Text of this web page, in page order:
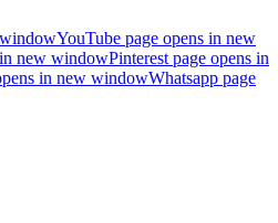
YouTube page opens in new
new windowPinterest page opens in
in new windowWhatsapp page